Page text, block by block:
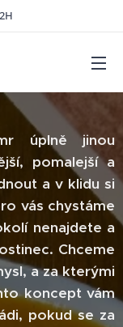
úplně jinou
pomalejší a
a v klidu si
vás chystáme
nenajdete a
Chceme
a za kterými
koncept vám
pokud se za